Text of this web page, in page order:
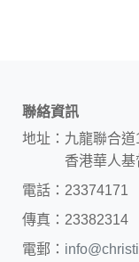
聯絡資訊
地址：九龍聯合道
香港華人基督
電話：23374171
傳真：23382314
電郵：